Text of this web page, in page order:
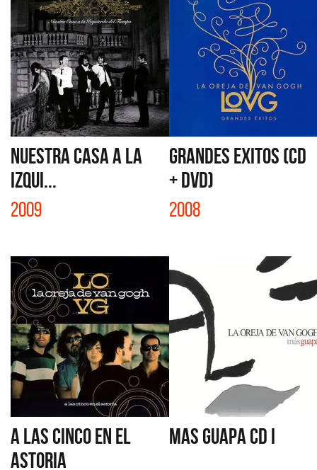
NUESTRA CASA A LA
IZQUI...
2009
GRANDES EXITOS (CD
+ DVD)
2008
A LAS CINCO EN EL
ASTORIA
MAS GUAPA CD I